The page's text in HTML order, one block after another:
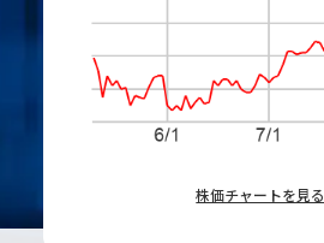
株価チャートを見る